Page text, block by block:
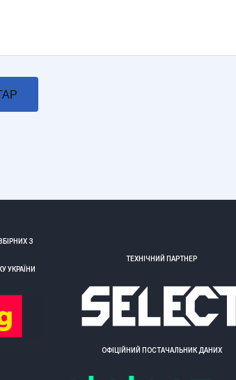
З
УКРАЇНИ
ТЕХНІЧНИЙ ПАРТНЕР
ОФІЦІЙНИЙ ПОСТАЧАЛЬНИК ДАНИХ